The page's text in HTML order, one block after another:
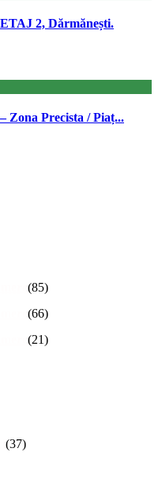
2, Dărmănești.
Zona Precista / Piaț...
(85)
(66)
(21)
(37)